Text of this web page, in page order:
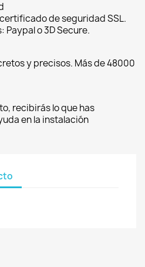
de seguridad SSL.
o 3D Secure.
y precisos. Más de 48000
recibirás lo que has
en la instalación